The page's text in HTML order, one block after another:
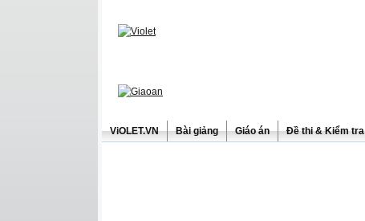
ViOLET.VN Bài giảng Giáo án Đề thi & Kiểm tra